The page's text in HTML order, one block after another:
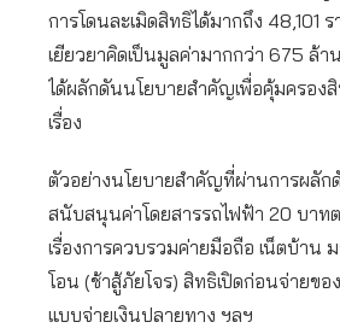
การโดนละเมิดสิทธิได้มากถึง 48,101
เยียวยาคิดเป็นมูลค่ามากกว่า 675 ล้
ได้ผลักดันนโยบายสำคัญเพื่อคุ้มครอง
เรื่อง
ตัวอย่างนโยบายสำคัญที่ผ่านการผลัก
สนับสนุนค่าโดยสารรถไฟฟ้า 20 บาท
เรื่องการควบรวมค่ายมือถือ เน็ตบ้าน
โอน (ช้าสู้ภัยโจร) สิทธิเปิดก่อนจ่ายข
แบบจ่ายเงินปลายทาง ฯลฯ